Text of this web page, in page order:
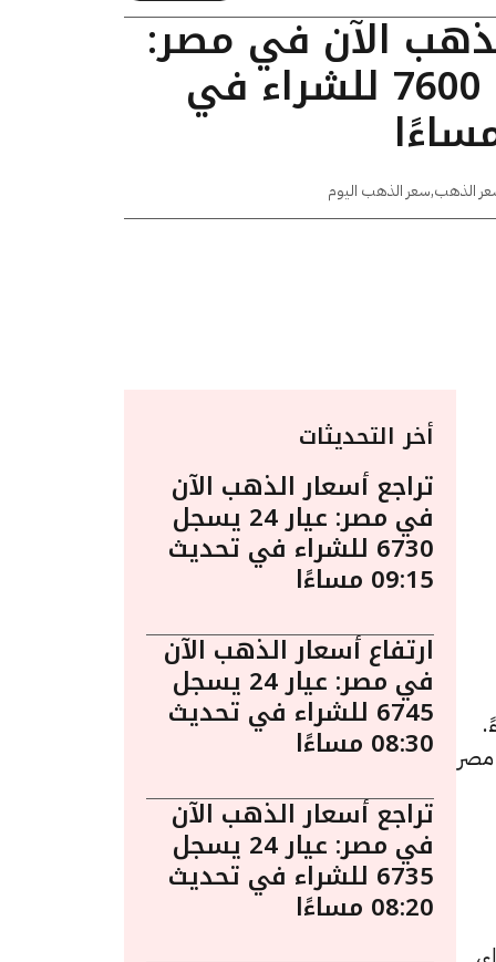
الآن في مصر:
عيار 24 يسجل 7600 للشراء في
الذهب,سعر الذهب اليوم
3:45 مساءً.
أخر التحديثات
تراجع أسعار الذهب الآن
في مصر: عيار 24 يسجل
6730 للشراء في تحديث
09:15 مساءًا
ارتفاع أسعار الذهب الآن
في مصر: عيار 24 يسجل
6745 للشراء في تحديث
08:30 مساءًا
تراجع أسعار الذهب الآن
في مصر: عيار 24 يسجل
6735 للشراء في تحديث
08:20 مساءًا